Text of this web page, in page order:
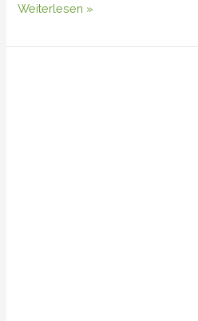
Weiterlesen »